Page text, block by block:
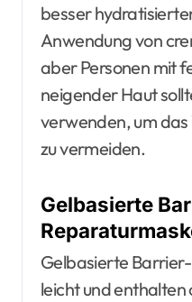
besser
Anwendung von
aber Personen mit
neigender Haut
verwenden, um
zu vermeiden.
Gelbasierte
Gelbasierte
leicht und enthalten